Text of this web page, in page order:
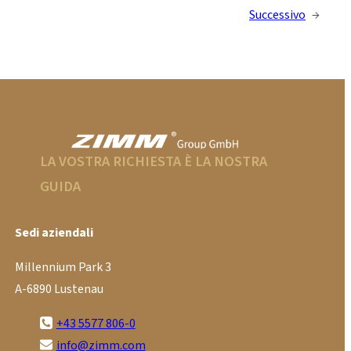
Successivo →
LA VOSTRA RICHIESTA È LA NOSTRA
GUIDA
Sedi aziendali
Millennium Park 3
A-6890 Lustenau
+43 5577 806-0
info@zimm.com